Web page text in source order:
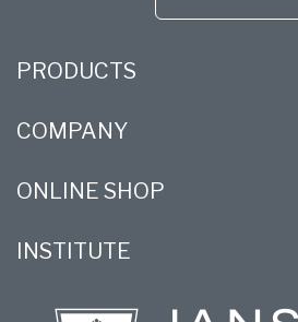
PRODUCTS
COMPANY
ONLINE SHOP
INSTITUTE